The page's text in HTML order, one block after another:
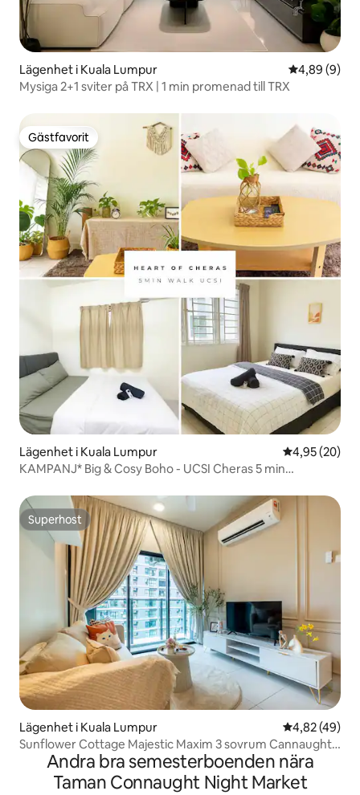
Lägenhet i Kuala Lumpur 4,89 av 5 i
4,89 (9)
Mysiga 2+1 sviter på TRX | 1 min promenad till TRX
Gästfavorit
Gästfavorit
Lägenhet i Kuala Lumpur 4,95 av 5 i
4,95 (20)
KAMPANJ* Big & Cosy Boho - UCSI Cheras 5 min
Superhost
Superhost
Lägenhet i Kuala Lumpur 4,82 av 5 i
4,82 (49)
Sunflower Cottage Majestic Maxim 3 sovrum Cannaught
中文房东Andra bra semesterboenden nära
Taman Connaught Night Market